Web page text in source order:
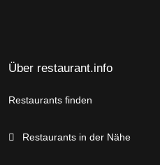
Über restaurant.info
Restaurants finden
Restaurants in der Nähe